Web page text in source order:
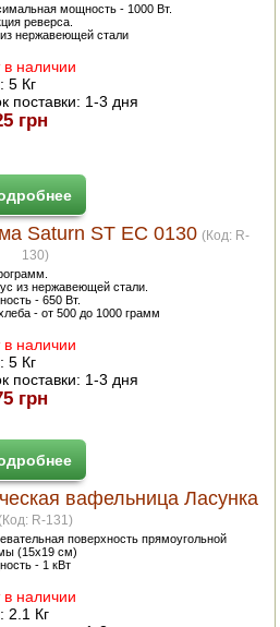
мощность - 1000 Вт.
реверса.
нержавеющей стали
в наличии
5 Кг
поставки: 1-3 дня
грн
Saturn ST EC 0130 (Код: R-
130)
из нержавеющей стали.
- 650 Вт.
- от 500 до 1000 грамм
в наличии
5 Кг
поставки: 1-3 дня
грн
вафельница Ласунка
R-131)
поверхность прямоугольной
(15х19 см)
- 1 кВт
в наличии
2.1 Кг